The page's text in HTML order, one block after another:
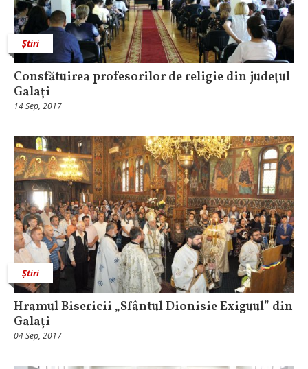
Știri
Consfătuirea profesorilor de religie din judeţul
Galaţi
14 Sep, 2017
Știri
Hramul Bisericii „Sfântul Dionisie Exiguul” din
Galaţi
04 Sep, 2017